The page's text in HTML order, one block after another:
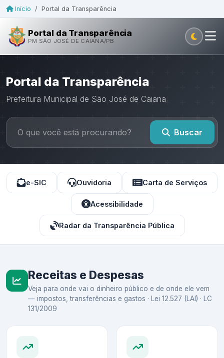
Início / Portal da Transparência
Portal da Transparência
PM SÃO JOSÉ DE CAIANA/PB
Portal da Transparência
Prefeitura Municipal de São José de Caiana
Buscar
e-SIC Ouvidoria Carta de Serviços
Acessibilidade
Radar da Transparência Pública
Receitas e Despesas
Veja para onde vai o dinheiro público e de onde ele vem
— impostos, transferências e gastos · Lei 12.527 (LAI) · LC
131/2009